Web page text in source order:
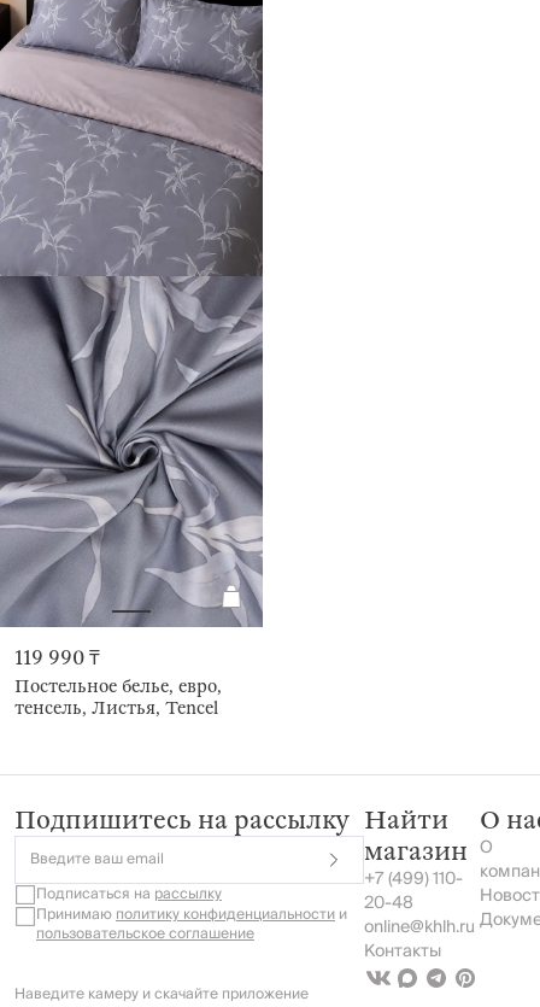
119 990 ₸
Постельное белье, евро,
тенсель, Листья, Tencel
Подпишитесь на рассылку
Введите ваш email
Подписаться на рассылку
Принимаюполитику конфиденциальностии
пользовательское соглашение
Наведите камеру и скачайте приложение
Найти
магазин
+7 (499) 110-
20-48
online@khlh.ru
Контакты
О
О